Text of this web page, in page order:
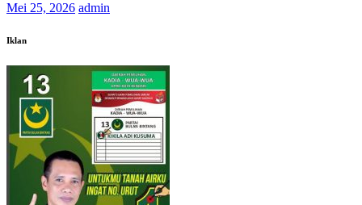
Mei 25, 2026 admin
Iklan